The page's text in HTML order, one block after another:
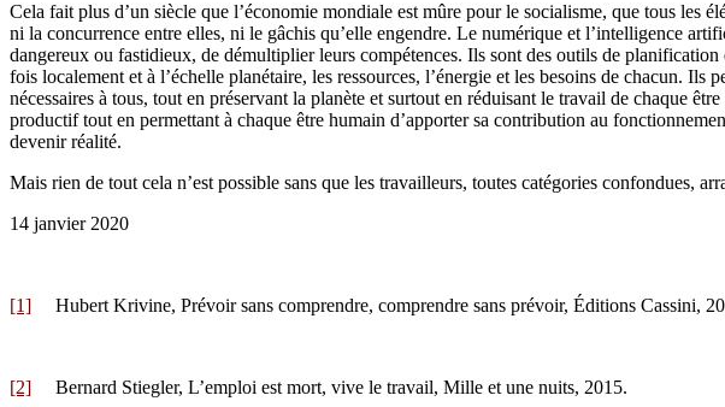
Cela fait plus d’un siècle que l’économie mondiale est mûre pour le socialisme, que tous
ni la concurrence entre elles, ni le gâchis qu’elle engendre. Le numérique et l’intelligence
dangereux ou fastidieux, de démultiplier leurs compétences. Ils sont des outils de
fois localement et à l’échelle planétaire, les ressources, l’énergie et les besoins de chacun.
nécessaires à tous, tout en préservant la planète et surtout en réduisant le travail de chaque
productif tout en permettant à chaque être humain d’apporter sa contribution au
devenir réalité.
Mais rien de tout cela n’est possible sans que les travailleurs, toutes catégories confondues,
14 janvier 2020
[1] Hubert Krivine, Prévoir sans comprendre, comprendre sans prévoir, Éditions Cassini,
[2] Bernard Stiegler, L’emploi est mort, vive le travail, Mille et une nuits, 2015.